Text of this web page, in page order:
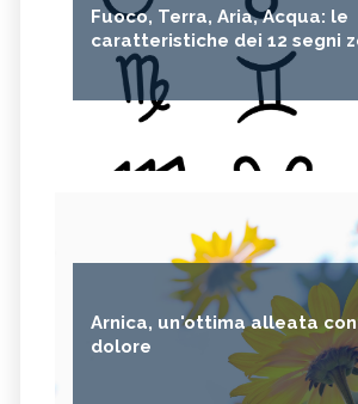
Fuoco, Terra, Aria, Acqua: le
caratteristiche dei 12 segni
Arnica, un'ottima alleata
dolore